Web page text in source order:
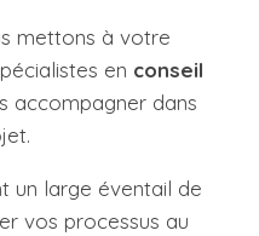
mettons à votre
en conseil
accompagner dans
un large éventail de
vos processus au